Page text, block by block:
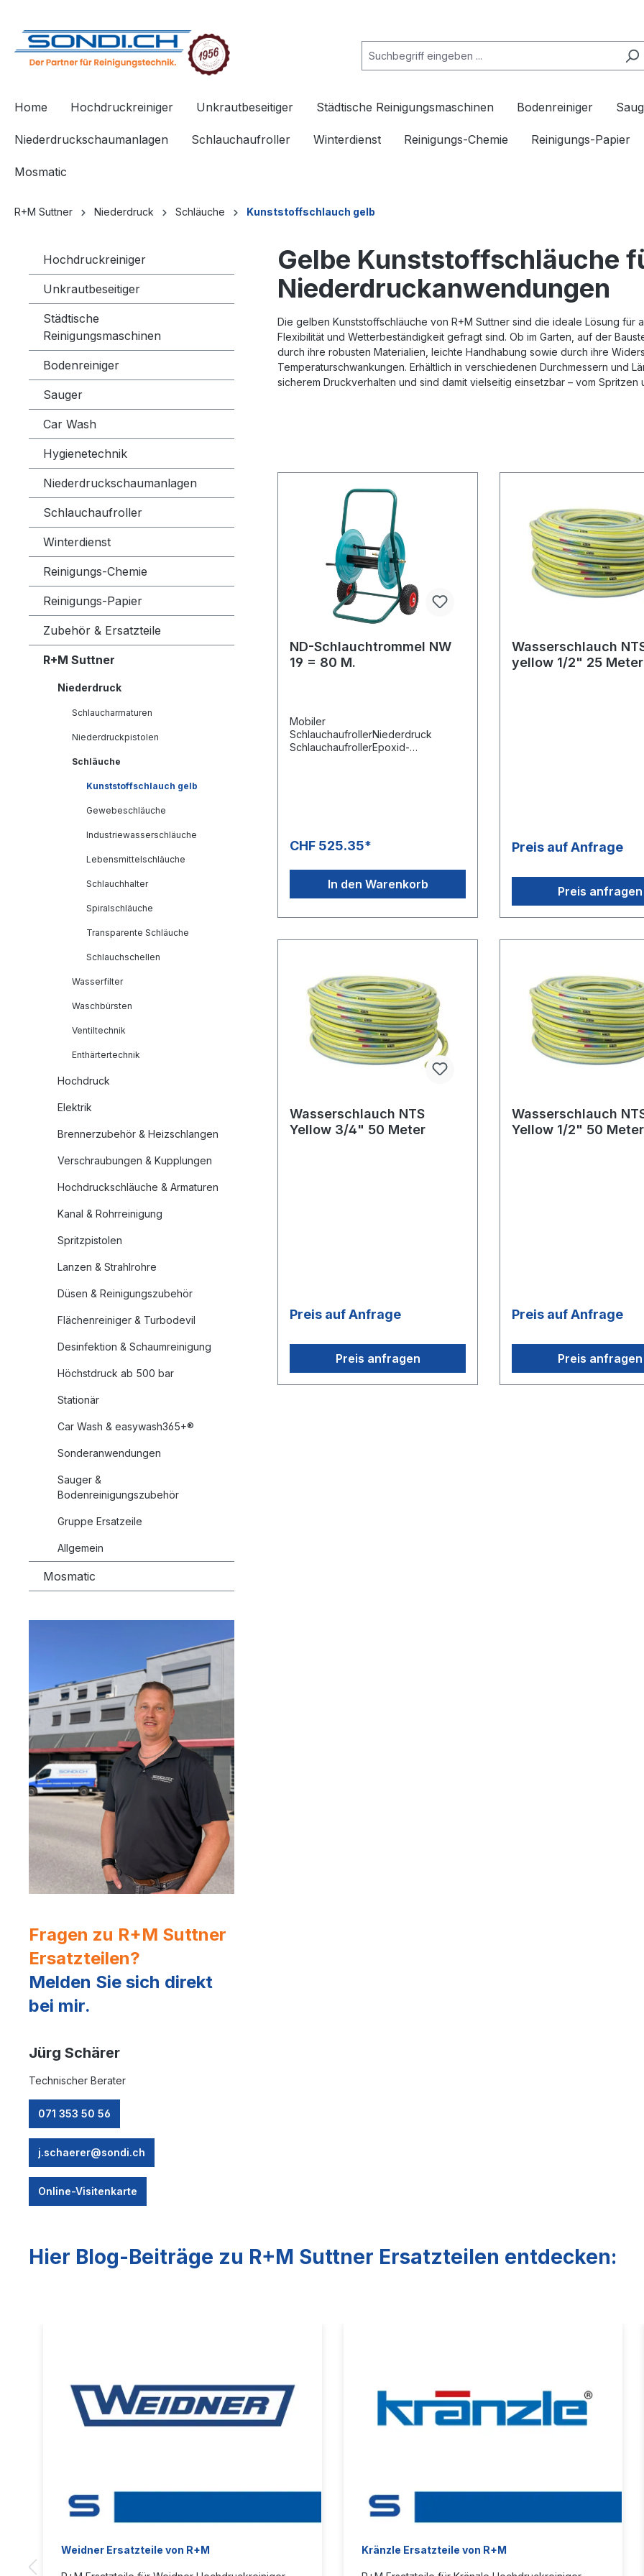
Home Hochdruckreiniger Unkrautbeseitiger Städtische Reinigungsmaschinen Bodenreiniger
Niederdruckschaumanlagen Schlauchaufroller Winterdienst Reinigungs-Chemie Reinigungs-Papier
Mosmatic
R+M Suttner Niederdruck Schläuche Kunststoffschlauch gelb
Hochdruckreiniger
Unkrautbeseitiger
Städtische
Reinigungsmaschinen
Bodenreiniger
Sauger
Car Wash
Hygienetechnik
Niederdruckschaumanlagen
Schlauchaufroller
Winterdienst
Reinigungs-Chemie
Reinigungs-Papier
Zubehör & Ersatzteile
R+M Suttner
Niederdruck
Schlaucharmaturen
Niederdruckpistolen
Schläuche
Kunststoffschlauch gelb
Gewebeschläuche
Industriewasserschläuche
Lebensmittelschläuche
Schlauchhalter
Spiralschläuche
Transparente Schläuche
Schlauchschellen
Wasserfilter
Waschbürsten
Ventiltechnik
Enthärtertechnik
Hochdruck
Elektrik
Brennerzubehör & Heizschlangen
Verschraubungen & Kupplungen
Hochdruckschläuche & Armaturen
Kanal & Rohrreinigung
Spritzpistolen
Lanzen & Strahlrohre
Düsen & Reinigungszubehör
Flächenreiniger & Turbodevil
Desinfektion & Schaumreinigung
Höchstdruck ab 500 bar
Stationär
Car Wash & easywash365+®
Sonderanwendungen
Sauger &
Bodenreinigungszubehör
Gruppe Ersatzeile
Allgemein
Mosmatic
Fragen zu R+M Suttner
Ersatzteilen?
Melden Sie sich direkt
bei mir.
Jürg Schärer
Technischer Berater
071 353 50 56
j.schaerer@sondi.ch
Online-Visitenkarte
Gelbe Kunststoffschläuche
Niederdruckanwendungen
Die gelben Kunststoffschläuche von R+M Suttner sind die ideale Lösung
Flexibilität und Wetterbeständigkeit gefragt sind. Ob im Garten, auf der
durch ihre robusten Materialien, leichte Handhabung sowie durch ihre
Temperaturschwankungen. Erhältlich in verschiedenen Durchmessern und
sicherem Druckverhalten und sind damit vielseitig einsetzbar – vom
ND-Schlauchtrommel NW
19 = 80 M.
Mobiler
SchlauchaufrollerNiederdruck
SchlauchaufrollerEpoxid-
CHF 525.35*
In den Warenkorb
Wasserschlauch
yellow 1/2" 25 Meter
Preis auf Anfrage
Preis anfragen
Wasserschlauch NTS
Yellow 3/4" 50 Meter
Preis auf Anfrage
Preis anfragen
Wasserschlauch
Yellow 1/2" 50 Meter
Preis auf Anfrage
Preis anfragen
Hier Blog-Beiträge zu R+M Suttner Ersatzteilen entdecken:
Weidner Ersatzteile von R+M Kränzle Ersatzteile von R+M